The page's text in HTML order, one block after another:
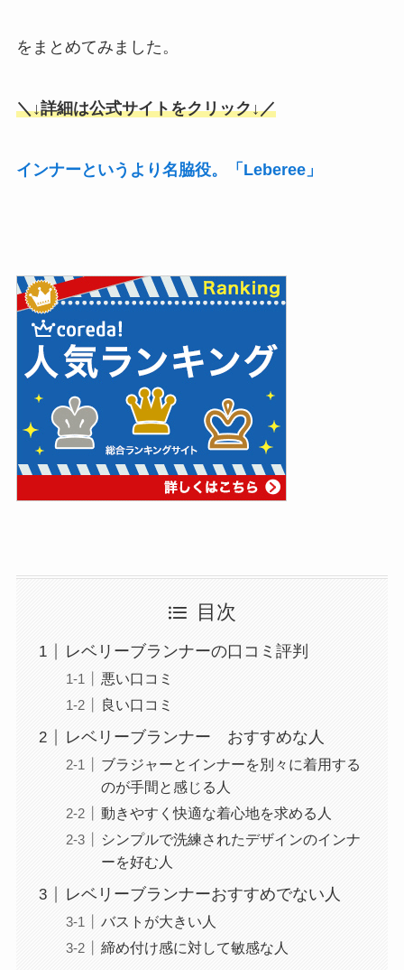
をまとめてみました。
＼↓詳細は公式サイトをクリック↓／
インナーというより名脇役。「Leberee」
目次
レベリーブランナーの口コミ評判
悪い口コミ
良い口コミ
レベリーブランナー おすすめな人
ブラジャーとインナーを別々に着用する
のが手間と感じる人
動きやすく快適な着心地を求める人
シンプルで洗練されたデザインのインナ
ーを好む人
レベリーブランナーおすすめでない人
バストが大きい人
締め付け感に対して敏感な人